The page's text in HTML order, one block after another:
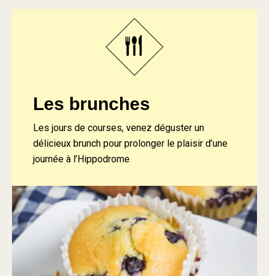
Les brunches
Les jours de courses, venez déguster un
délicieux brunch pour prolonger le plaisir d’une
journée à l’Hippodrome